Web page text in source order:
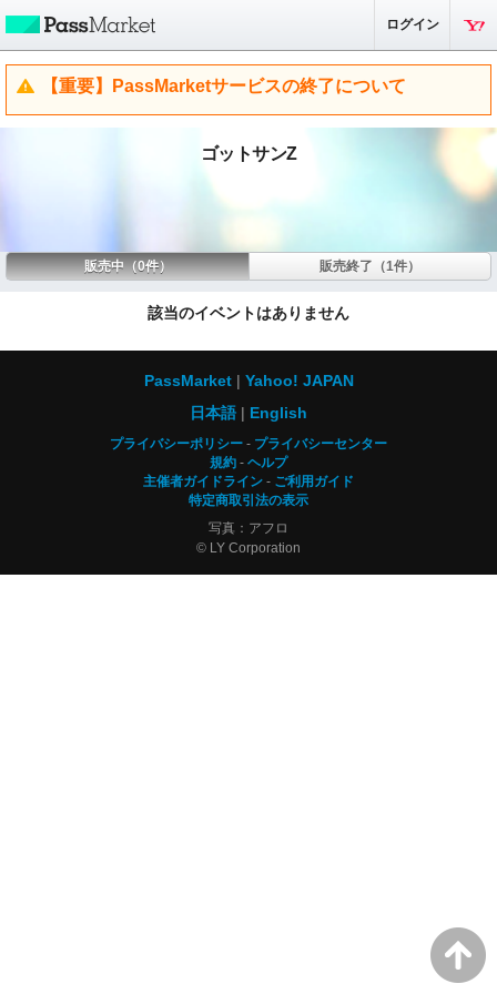
ログイン
【重要】PassMarketサービスの終了について
ゴットサンZ
販売中（0件） 販売終了（1件）
該当のイベントはありません
PassMarket
Yahoo! JAPAN
日本語
English
プライバシーポリシー
プライバシーセンター
規約
ヘルプ
主催者ガイドライン
ご利用ガイド
特定商取引法の表示
写真：アフロ
© LY Corporation